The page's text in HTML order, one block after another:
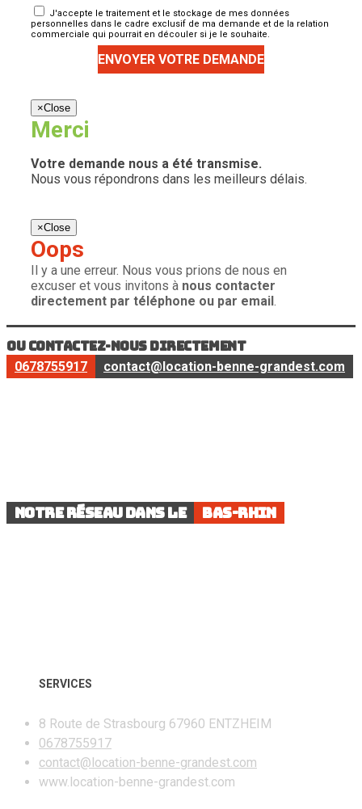
J'accepte le traitement et le stockage de mes données
personnelles dans le cadre exclusif de ma demande et de la relation
commerciale qui pourrait en découler si je le souhaite.
ENVOYER VOTRE DEMANDE
×Close
Merci
Votre demande nous a été transmise.
Nous vous répondrons dans les meilleurs délais.
×Close
Oops
Il y a une erreur. Nous vous prions de nous en
excuser et vous invitons à nous contacter
directement par téléphone ou par email
ou contactez-nous directement
0678755917 contact@location-benne-grandest.com
Notre réseau dans le Bas-Rhin
SERVICES
8 Route de Strasbourg 67960 ENTZHEIM
0678755917
contact@location-benne-grandest.com
www.location-benne-grandest.com